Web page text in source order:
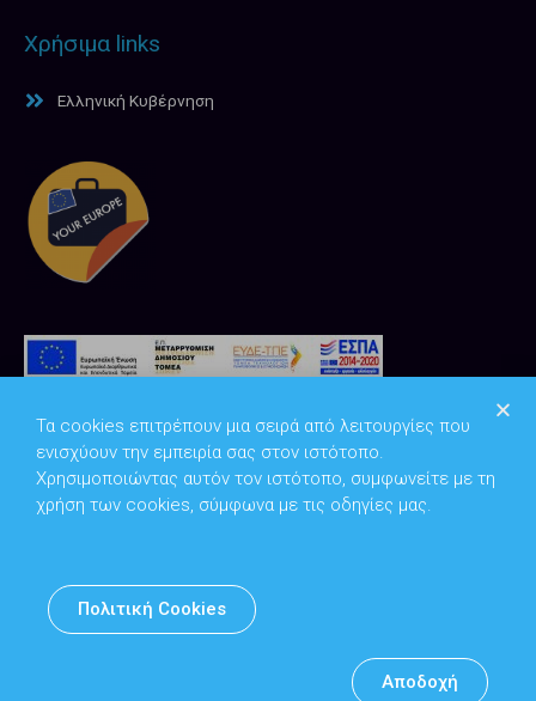
Χρήσιμα links
Ελληνική Κυβέρνηση
Copyright © 2026Υπουργείο Ψηφιακής Διακυβέρνησης
Υπεύθυνος DPO: Θανάσης Κοσμόπουλος | dpo@mindigital.gr
Τα cookies επιτρέπουν μια σειρά από λειτουργίες που
ενισχύουν την εμπειρία σας στον ιστότοπο.
Χρησιμοποιώντας αυτόν τον ιστότοπο, συμφωνείτε με τη
χρήση των cookies, σύμφωνα με τις οδηγίες μας.
Πολιτική Cookies
Αποδοχή